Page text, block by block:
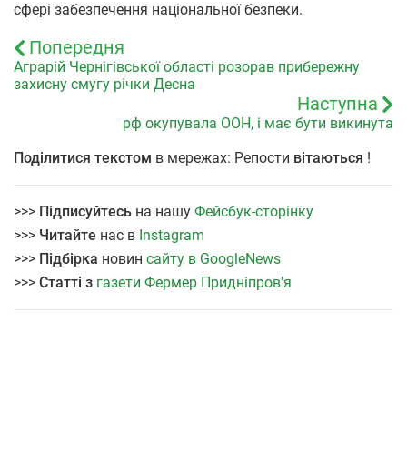
сфері забезпечення національної безпеки.
Попередня
Аграрій Чернігівської області розорав прибережну
захисну смугу річки Десна
Наступна
рф окупувала ООН, і має бути викинута
Поділитися текстом в мережах: Репости вітаються !
>>> Підписуйтесь на нашу Фейсбук-сторінку
>>> Читайте нас в Instagram
>>> Підбірка новин сайту в GoogleNews
>>> Статті з газети Фермер Придніпров'я